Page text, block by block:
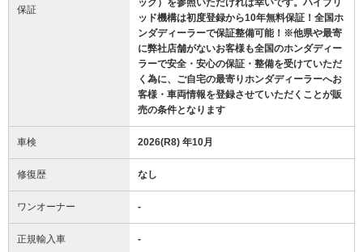
保証
ッド機構は初度登録から10年無料保証！全国ホ
ンダディーラーで保証整備可能！※他県や最寄
に弊社店舗がないお客様も全国のホンダディー
ラーで安全・安心の保証・整備を受けていただ
く為に、ご自宅の最寄りホンダディーラーへお
客様・車両情報を登録させていただくことが販
売の条件となります
車検 2026(R8) 年10月
修復歴 なし
ワンオーナー -
正規輸入車 -